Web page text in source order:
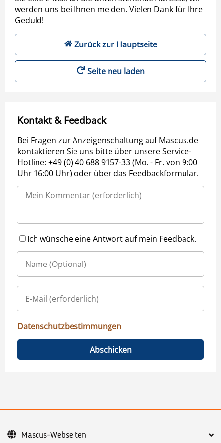
werden uns bei Ihnen melden. Vielen Dank für Ihre
Geduld!
Zurück zur Hauptseite
Seite neu laden
Kontakt & Feedback
Bei Fragen zur Anzeigenschaltung auf Mascus.de
kontaktieren Sie uns bitte über unsere Service-
Hotline: +49 (0) 40 688 9157-33 (Mo. - Fr. von 9:00
Uhr 16:00 Uhr) oder über das Feedbackformular.
Ich wünsche eine Antwort auf mein Feedback.
Datenschutzbestimmungen
Abschicken
Mascus-Webseiten